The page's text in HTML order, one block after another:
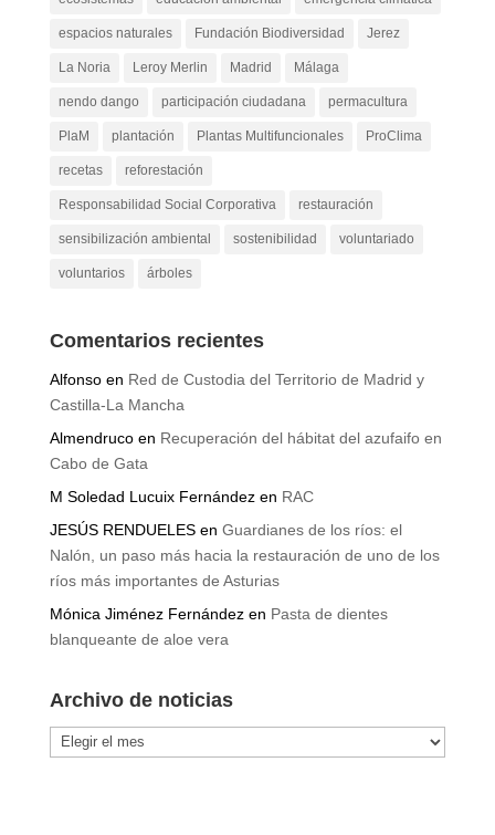
espacios naturales Fundación Biodiversidad Jerez
La Noria Leroy Merlin Madrid Málaga
nendo dango participación ciudadana permacultura
PlaM plantación Plantas Multifuncionales ProClima
recetas reforestación
Responsabilidad Social Corporativa restauración
sensibilización ambiental sostenibilidad voluntariado
voluntarios árboles
Comentarios recientes
Alfonsoen Red de Custodia del Territorio de Madrid y
Castilla-La Mancha
Almendrucoen Recuperación del hábitat del azufaifo en
Cabo de Gata
M Soledad Lucuix Fernándezen RAC
JESÚS RENDUELESen Guardianes de los ríos: el
Nalón, un paso más hacia la restauración de uno de los
ríos más importantes de Asturias
Mónica Jiménez Fernándezen Pasta de dientes
blanqueante de aloe vera
Archivo de noticias
Archivo
de